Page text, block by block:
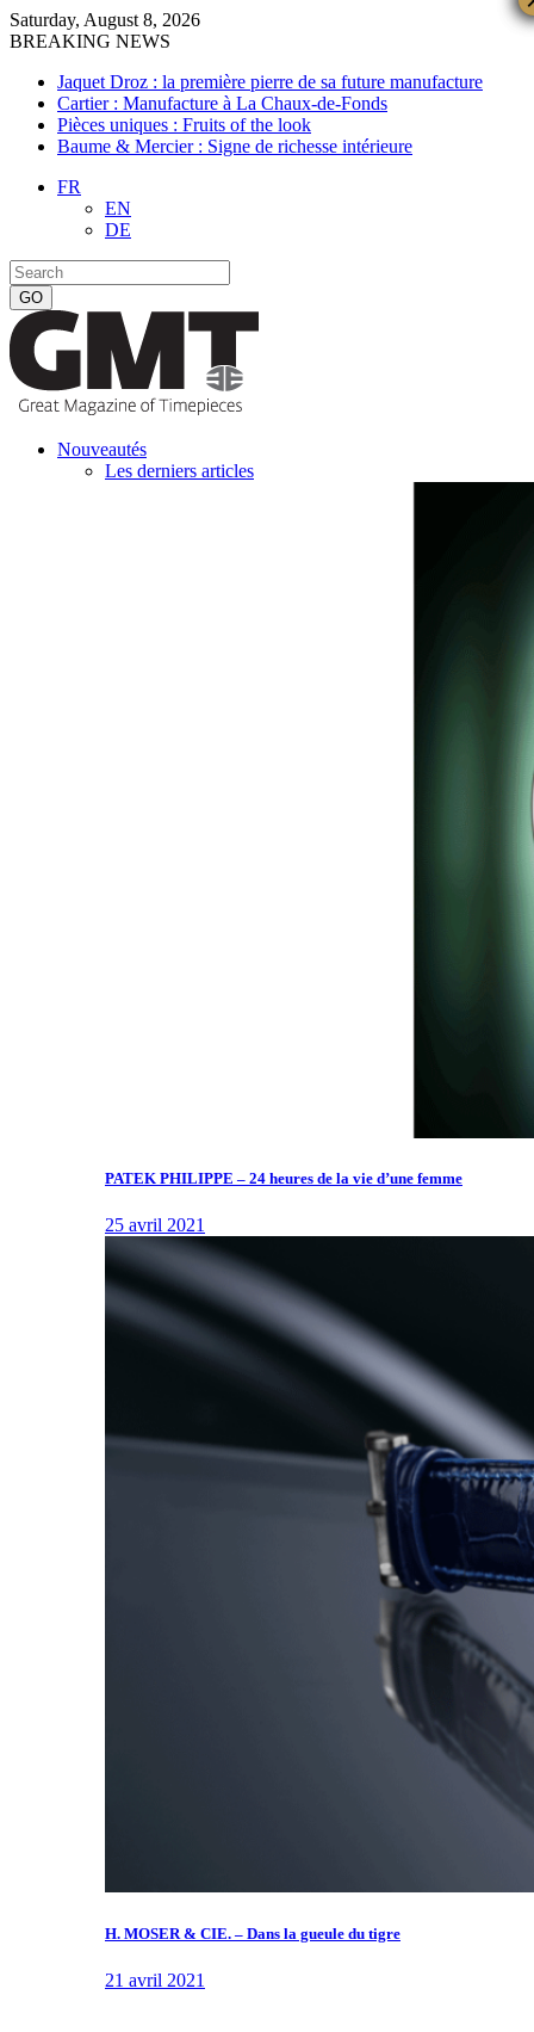
Saturday, August 8, 2026
BREAKING NEWS
Jaquet Droz : la première pierre de sa future manufacture
Cartier : Manufacture à La Chaux-de-Fonds
Pièces uniques : Fruits of the look
Baume & Mercier : Signe de richesse intérieure
FR
EN
DE
Nouveautés
Les derniers articles
PATEK PHILIPPE – 24 heures de la vie d’une femme
25 avril 2021
H. MOSER & CIE. – Dans la gueule du tigre
21 avril 2021